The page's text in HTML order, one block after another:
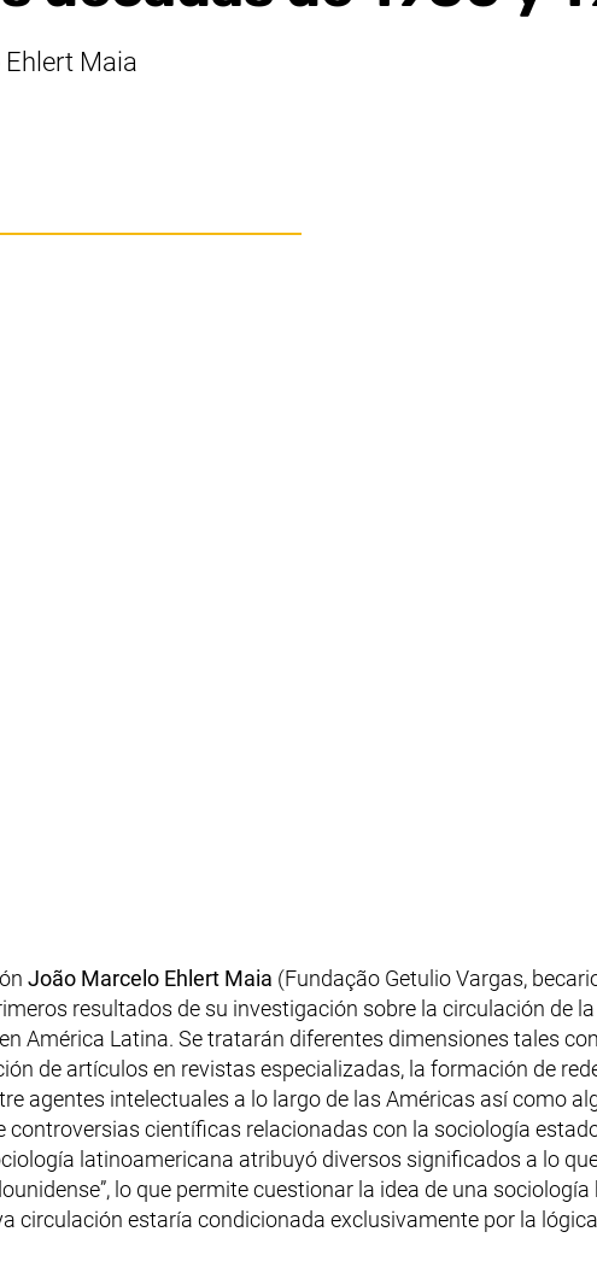
Maia
window)
João Marcelo Ehlert Maia (Fundação Getulio Vargas,
resultados de su investigación sobre la circulación de
América Latina. Se tratarán diferentes dimensiones tales
de artículos en revistas especializadas, la formación de
agentes intelectuales a lo largo de las Américas así como
controversias científicas relacionadas con la sociología
latinoamericana atribuyó diversos significados a lo
lo que permite cuestionar la idea de una
circulación estaría condicionada exclusivamente por la lógica